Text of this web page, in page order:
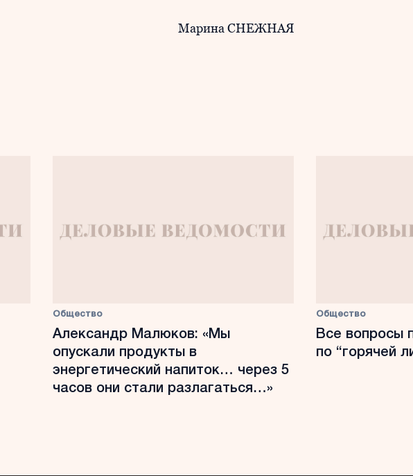
Марина СНЕЖНАЯ
Общество
Александр Малюков: «Мы
опускали продукты в
энергетический напиток… через 5
часов они стали разлагаться…»
Общество
Все вопросы
по “горячей